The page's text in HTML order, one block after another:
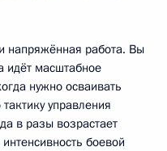
напряжённая работа. Вы
идёт масштабное
нужно осваивать
управления
в разы возрастает
боевой